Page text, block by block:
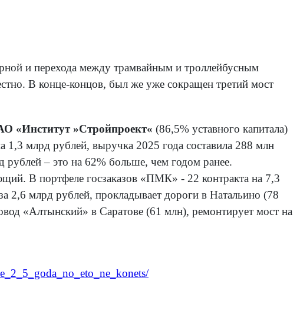
и перехода между трамвайным и троллейбусным
В конце-концов, был же уже сокращен третий мост
«Институт »Стройпроект« (86,5% уставного капитала)
1,3 млрд рублей, выручка 2025 года составила 288 млн
– это на 62% больше, чем годом ранее.
В портфеле госзаказов «ПМК» - 22 контракта на 7,3
2,6 млрд рублей, прокладывает дороги в Натальино (78
«Алтынский» в Саратове (61 млн), ремонтирует мост на